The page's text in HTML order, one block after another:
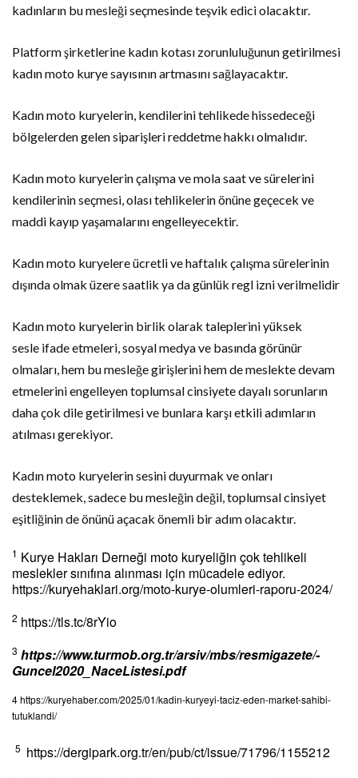
kadınların bu mesleği seçmesinde teşvik edici olacaktır.
Platform şirketlerine kadın kotası zorunluluğunun getirilmesi
kadın moto kurye sayısının artmasını sağlayacaktır.
Kadın moto kuryelerin, kendilerini tehlikede hissedeceği
bölgelerden gelen siparişleri reddetme hakkı olmalıdır.
Kadın moto kuryelerin çalışma ve mola saat ve sürelerini
kendilerinin seçmesi, olası tehlikelerin önüne geçecek ve
maddi kayıp yaşamalarını engelleyecektir.
Kadın moto kuryelere ücretli ve haftalık çalışma sürelerinin
dışında olmak üzere saatlik ya da günlük regl izni verilmelidir
Kadın moto kuryelerin birlik olarak taleplerini yüksek
sesle ifade etmeleri, sosyal medya ve basında görünür
olmaları, hem bu mesleğe girişlerini hem de meslekte devam
etmelerini engelleyen toplumsal cinsiyete dayalı sorunların
daha çok dile getirilmesi ve bunlara karşı etkili adımların
atılması gerekiyor.
Kadın moto kuryelerin sesini duyurmak ve onları
desteklemek, sadece bu mesleğin değil, toplumsal cinsiyet
eşitliğinin de önünü açacak önemli bir adım olacaktır.
1 Kurye Hakları Derneği moto kuryeliğin çok tehlikeli
meslekler sınıfına alınması için mücadele ediyor.
https://kuryehaklari.org/moto-kurye-olumleri-raporu-2024/
2 https://tls.tc/8rYio
3 https://www.turmob.org.tr/arsiv/mbs/resmigazete/-
Guncel2020_NaceListesi.pdf
4https://kuryehaber.com/2025/01/kadin-kuryeyi-taciz-eden-market-sahibi-
tutuklandi/
5 https://dergipark.org.tr/en/pub/ct/issue/71796/1155212